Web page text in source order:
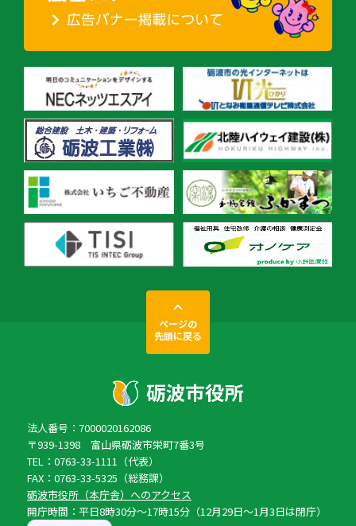
ページの
先頭に戻る
法人番号：7000020162086
〒939-1398 富山県砺波市栄町7番3号
TEL：0763-33-1111（代表）
FAX：0763-33-5325（総務課）
砺波市役所（本庁舎）へのアクセス
開庁時間：平日8時30分〜17時15分（12月29日〜1月3日は閉庁）